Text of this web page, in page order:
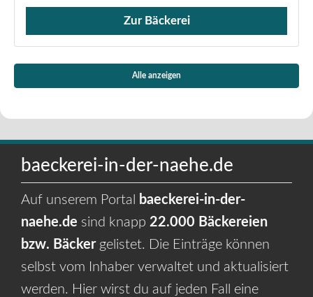
Verkauf von Brötchen,
Zur Bäckerei
Alle anzeigen
baeckerei-in-der-naehe.de
Auf unserem Portal
baeckerei-in-der-
naehe.de sind knapp 22.000 Bäckereien
bzw. Bäckergelistet. Die Einträge können
selbst vom Inhaber verwaltet und aktualisiert
werden. Hier wirst du auf jeden Fall eine